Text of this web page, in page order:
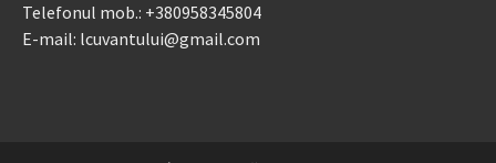
Telefonul mob.: +380958345804
E-mail: lcuvantului@gmail.com